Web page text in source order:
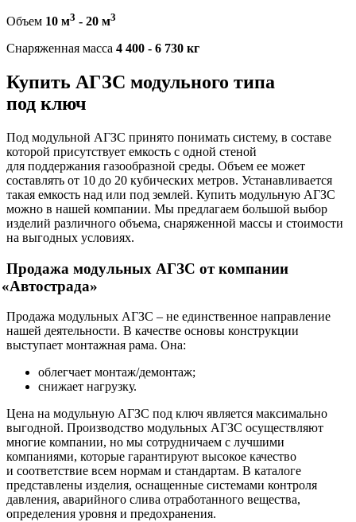
Объем 10 м3 - 20 м3
Снаряженная масса 4 400 - 6 730 кг
Купить АГЗС модульного типа
под ключ
Под модульной АГЗС принято понимать систему, в составе
которой присутствует емкость с одной стеной
для поддержания газообразной среды. Объем ее может
составлять от 10 до 20 кубических метров. Устанавливается
такая емкость над или под землей. Купить модульную АГЗС
можно в нашей компании. Мы предлагаем большой выбор
изделий различного объема, снаряженной массы и стоимости
на выгодных условиях.
Продажа модульных АГЗС от компании
«Автострада»
Продажа модульных АГЗС – не единственное направление
нашей деятельности. В качестве основы конструкции
выступает монтажная рама. Она:
облегчает монтаж/демонтаж;
снижает нагрузку.
Цена на модульную АГЗС под ключ является максимально
выгодной. Производство модульных АГЗС осуществляют
многие компании, но мы сотрудничаем с лучшими
компаниями, которые гарантируют высокое качество
и соответствие всем нормам и стандартам. В каталоге
представлены изделия, оснащенные системами контроля
давления, аварийного слива отработанного вещества,
определения уровня и предохранения.